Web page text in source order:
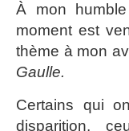
À mon
moment est
thème à mon
Gaulle.
Certains qui
disparition,